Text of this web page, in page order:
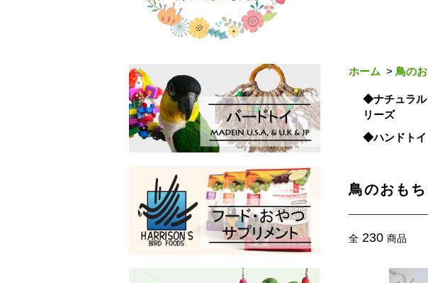
ホーム > 鳥の
◆ナチュラル
リーズ
◆ハンドトイ
鳥のおもち
全 230 商品